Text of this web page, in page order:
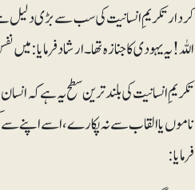
کردار تکریمِ انسانیت کی سب سے بڑی
اللہ! یہ یہودی کا جنازہ تھا۔ ارشاد فرمایا:
تکریمِ انسانیت کی بلند ترین سطح یہ ہے
ناموں یا القاب سے نہ پکارے، اسے اپنے سے
فرمایا: